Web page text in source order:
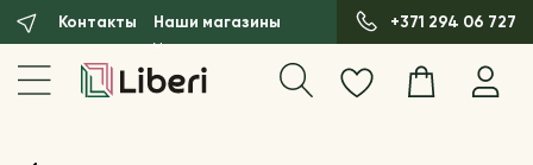
Контакты Наши магазины +371 294 06 727